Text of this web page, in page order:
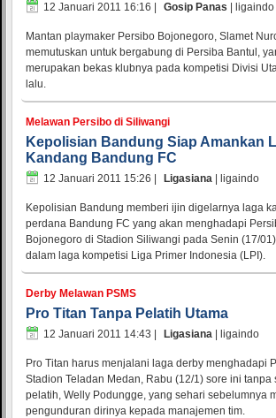
12 Januari 2011 16:16 Gosip Panas | ligaindo
Mantan playmaker Persibo Bojonegoro, Slamet
memutuskan untuk bergabung di Persiba Bantul,
merupakan bekas klubnya pada kompetisi Divisi
lalu.
Melawan Persibo di Siliwangi
Kepolisian Bandung Siap Amankan
Kandang Bandung FC
12 Januari 2011 15:26 Ligasiana | ligaindo
Kepolisian Bandung memberi ijin digelarnya laga
perdana Bandung FC yang akan menghadapi
Bojonegoro di Stadion Siliwangi pada Senin (17/
dalam laga kompetisi Liga Primer Indonesia (LPI).
Derby Melawan PSMS
Pro Titan Tanpa Pelatih Utama
12 Januari 2011 14:43 Ligasiana | ligaindo
Pro Titan harus menjalani laga derby menghadapi
Stadion Teladan Medan, Rabu (12/1) sore ini tanpa
pelatih, Welly Podungge, yang sehari sebelumnya
pengunduran dirinya kepada manajemen tim.